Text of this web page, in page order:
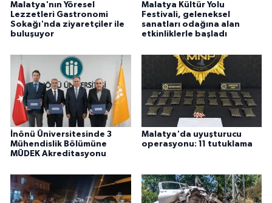
Malatya'nın Yöresel
Lezzetleri Gastronomi
Sokağı'nda ziyaretçiler ile
buluşuyor
Malatya Kültür Yolu
Festivali, geleneksel
sanatları odağına alan
etkinliklerle başladı
İnönü Üniversitesinde 3
Mühendislik Bölümüne
MÜDEK Akreditasyonu
Malatya'da uyuşturucu
operasyonu: 11 tutuklama
YEREL